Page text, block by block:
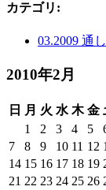
カテゴリ :
03.2009 通
2010年2月
日 月 火 水 木 金
1
2 3 4 5
7
8 9 10 11 12
14 15 16 17 18 19
21 22 23 24 25 26